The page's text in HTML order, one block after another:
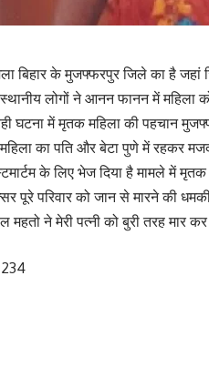
बिहार के मुजफ्फरपुर जिले का है
लोगों ने आनन फानन में महिला
घटना में मृतक महिला की पहचान
का पति और बेटा पुणे में रहकर
के लिए भेज दिया है मामले में
पूरे परिवार को जान से मारने की
महतो ने मेरी पत्नी को बुरी तरह मार
234